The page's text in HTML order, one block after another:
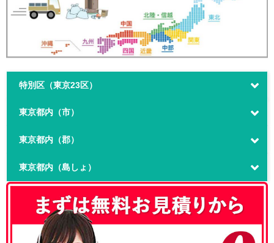
特別区（東京23区）
東京都内（市）
東京都内（郡）
東京都内（島しょ）